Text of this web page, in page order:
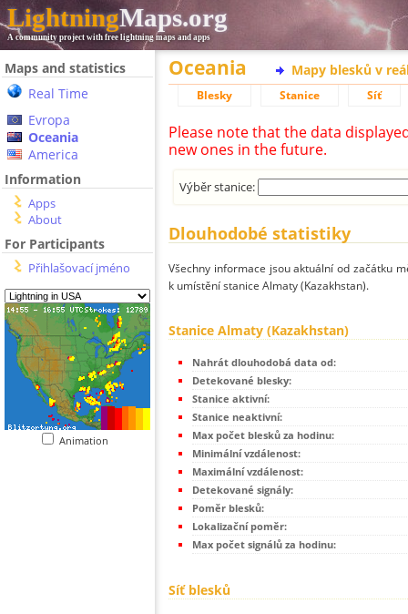
LightningMaps.org
A community project with free lightning maps and apps
Maps and statistics
Real Time
Evropa
Oceania
America
Information
Apps
About
For Participants
Přihlašovací jméno
Animation
Oceania Mapy blesků v
Blesky Stanice Síť
Please note that the data
new ones in the future.
Výběr stanice:
Dlouhodobé statistiky
Všechny informace jsou aktuální od začátku
k umístění stanice Almaty (Kazakhstan).
Stanice Almaty (Kazakhstan)
Nahrát dlouhodobá data od:
Detekované blesky:
Stanice aktivní:
Stanice neaktivní:
Max počet blesků za hodinu:
Minimální vzdálenost:
Maximální vzdálenost:
Detekované signály:
Poměr blesků:
Lokalizační poměr:
Max počet signálů za hodinu:
Síť blesků